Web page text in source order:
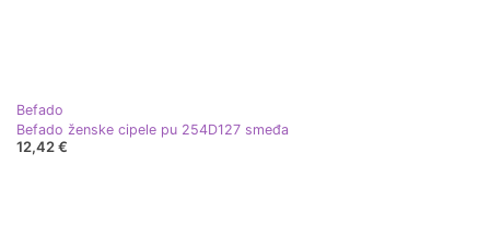
Befado
Befado ženske cipele pu 254D127 smeđa
12,42 €